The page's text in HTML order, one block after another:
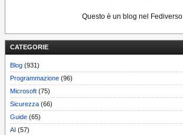
Questo è un blog nel Fediverso
CATEGORIE
Blog (931)
Programmazione (96)
Microsoft (75)
Sicurezza (66)
Guide (65)
AI (57)